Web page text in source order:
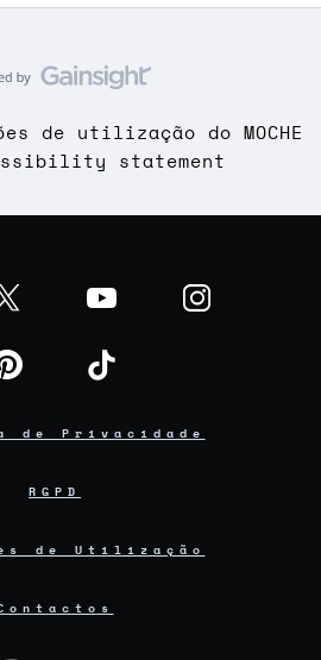
de utilização do MOCHE
statement
de Privacidade
RGPD
de Utilização